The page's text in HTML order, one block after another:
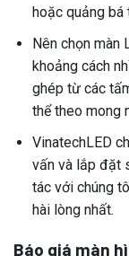
hoặc quảng
Nên chọn màn
khoảng cách
ghép từ các
thể theo mong
VinatechLED
vấn và lắp đặt
tác với chúng
hài lòng nhất.
Báo giá màn